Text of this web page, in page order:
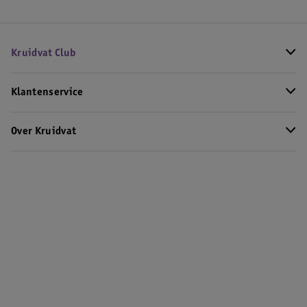
Kruidvat Club
Klantenservice
Over Kruidvat